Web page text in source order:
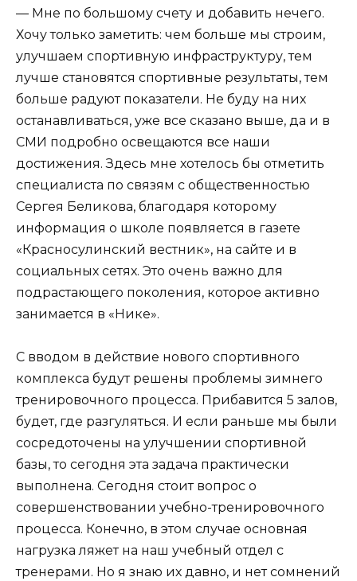
— Мне по большому счету и добавить нечего.
Хочу только заметить: чем больше мы строим,
улучшаем спортивную инфраструктуру, тем
лучше становятся спортивные результаты, тем
больше радуют показатели. Не буду на них
останавливаться, уже все сказано выше, да и в
СМИ подробно освещаются все наши
достижения. Здесь мне хотелось бы отметить
специалиста по связям с общественностью
Сергея Беликова, благодаря которому
информация о школе появляется в газете
«Красносулинский вестник», на сайте и в
социальных сетях. Это очень важно для
подрастающего поколения, которое активно
занимается в «Нике».
С вводом в действие нового спортивного
комплекса будут решены проблемы зимнего
тренировочного процесса. Прибавится 5 залов,
будет, где разгуляться. И если раньше мы были
сосредоточены на улучшении спортивной
базы, то сегодня эта задача практически
выполнена. Сегодня стоит вопрос о
совершенствовании учебно-тренировочного
процесса. Конечно, в этом случае основная
нагрузка ляжет на наш учебный отдел с
тренерами. Но я знаю их давно, и нет сомнений